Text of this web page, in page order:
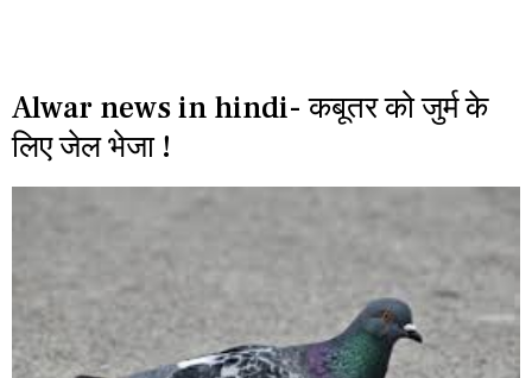
Alwar news in hindi- कबूतर को जुर्म के
लिए जेल भेजा !